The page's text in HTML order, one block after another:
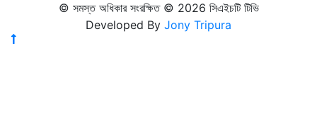
© সমস্ত অধিকার সংরক্ষিত © 2026 সিএইচটি টিভি
Developed By Jony Tripura